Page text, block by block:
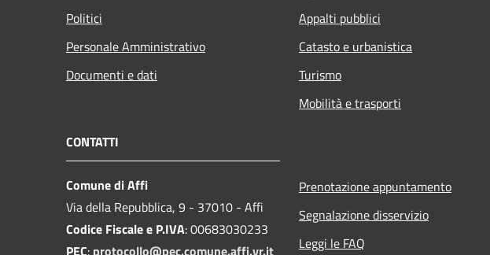
Politici
Personale Amministrativo
Documenti e dati
Appalti pubblici
Catasto e urbanistica
Turismo
Mobilità e trasporti
CONTATTI
Comune di Affi
Via della Repubblica, 9 - 37010 - Affi
Codice Fiscale e P.IVA: 00683030233
PEC: protocollo@pec.comune.affi.vr.it
Prenotazione appuntamento
Segnalazione disservizio
Leggi le FAQ